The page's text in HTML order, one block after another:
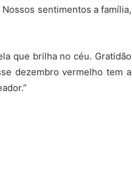
sentimentos a família,
que brilha no céu. Gratidão
dezembro vermelho tem a